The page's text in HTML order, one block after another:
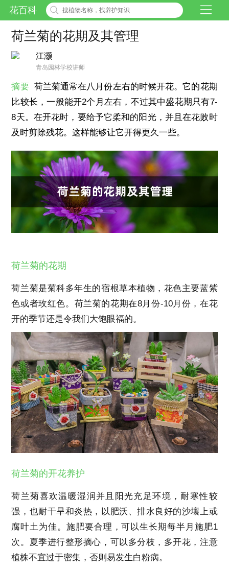
花百科
荷兰菊的花期及其管理
江灏
青岛园林学校讲师
摘要 荷兰菊通常在八月份左右的时候开花。它的花期
比较长，一般能开2个月左右，不过其中盛花期只有7-
8天。在开花时，要给予它柔和的阳光，并且在花败时
及时剪除残花。这样能够让它开得更久一些。
荷兰菊的花期
荷兰菊是菊科多年生的宿根草本植物，花色主要蓝紫
色或者玫红色。荷兰菊的花期在8月份-10月份，在花
开的季节还是令我们大饱眼福的。
荷兰菊的开花养护
荷兰菊喜欢温暖湿润并且阳光充足环境，耐寒性较
强，也耐干旱和炎热，以肥沃、排水良好的沙壤上或
腐叶土为佳。施肥要合理，可以生长期每半月施肥1
次。夏季进行整形摘心，可以多分枝，多开花，注意
植株不宜过于密集，否则易发生白粉病。